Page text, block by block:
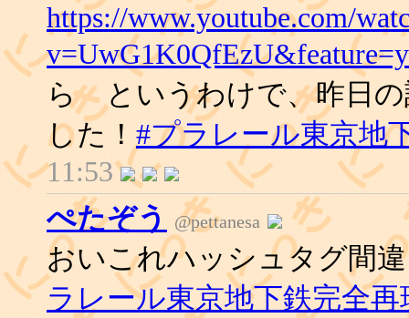
https://www.youtube.com/
ら というわけで、昨日
した！ #プラレール東京地
11:53
ぺたぞう
@pettanesa
おいこれハッシュタグ間
ラレール東京地下鉄完全再